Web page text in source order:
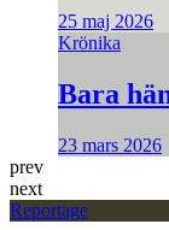
25 maj 2026
Krönika
Bara
23 mars 2026
prev
next
Reportage